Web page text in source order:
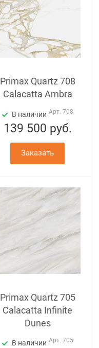
Primax Quartz 708
Calacatta Ambra
В наличии Арт. 708
139 500 руб.
Заказать
Primax Quartz 705
Calacatta Infinite
Dunes
В наличии Арт. 705